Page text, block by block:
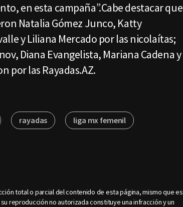
en esta campaña”.Cabe destacar que
Natalia Gómez Junco, Katty
y Liliana Mercado por las nicolaítas;
Diana Evangelista, Mariana Cadena y
por las Rayadas.AZ.
rayadas liga mx femenil
total o parcial del contenido de esta página, mismo que es
su reproducción no autorizada constituye una infracción y un